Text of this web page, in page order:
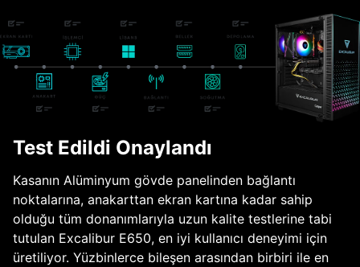
Test Edildi Onaylandı
Kasanın Alüminyum gövde panelinden bağlantı
noktalarına, anakarttan ekran kartına kadar sahip
olduğu tüm donanımlarıyla uzun kalite testlerine tabi
tutulan Excalibur E650, en iyi kullanıcı deneyimi için
üretiliyor. Yüzbinlerce bileşen arasından birbiri ile en